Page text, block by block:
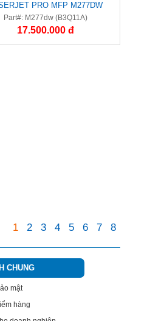
PRO MFP M277DW
(B3Q11A)
Part#: M277dw (B3Q11A)
17.500.000 đ
1 2 3 4 5 6 7 8
CHUNG
mật
hàng